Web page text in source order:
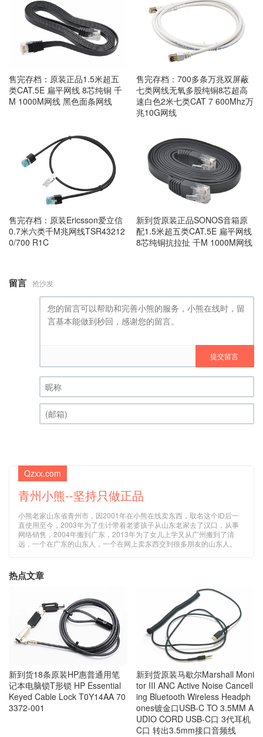
售完存档：原装正品1.5米超五
类CAT.5E 扁平网线 8芯纯铜 千
M 1000M网线 黑色面条网线
售完存档：700多条万兆双屏蔽
七类网线无氧多股纯铜8芯超高
速白色2米七类CAT 7 600Mhz万
兆10G网线
售完存档：原装Ericsson爱立信
0.7米六类千M兆网线TSR43212
0/700 R1C
新到货原装正品SONOS音箱原
配1.5米超五类CAT.5E 扁平网线
8芯纯铜抗拉扯 千M 1000M网线
留言 抢沙发
提交留言
昵称 (必填)
Qzxx.com
青州小熊--坚持只做正品
小熊老家山东省青州市，因2001年在小熊在线卖东西，取名这个ID后一
直使用至今，2003年为了生计带着老婆孩子从山东老家去了汉口，从事
网络销售，2004年搬到广东，2013年为了女儿上学又从广州搬到了清
远，一个在广东的山东人，一个在网上卖东西交到很多朋友的山东人。
热点文章
新到货18条原装HP惠普通用笔
记本电脑锁T形锁 HP Essential
Keyed Cable Lock T0Y14AA 70
3372-001
新到货原装马歇尔Marshall Moni
tor III ANC Active Noise Cancell
ing Bluetooth Wireless Headph
ones镀金口USB-C TO 3.5MM A
UDIO CORD USB-C口 3代耳机
C口 转出3.5mm接口音频线